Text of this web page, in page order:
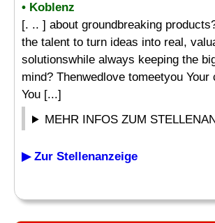
• Koblenz
[. .. ] about groundbreaking
the talent to turn ideas into real,
solutionswhile always keeping the
mind? Thenwedlove tomeetyou Your
You [...]
MEHR INFOS ZUM
▶ Zur Stellenanzeige